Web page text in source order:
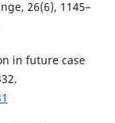
26(6), 1145–
in future case